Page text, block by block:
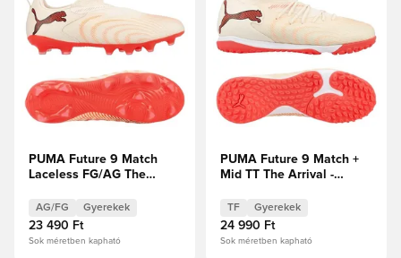
PUMA Future 9 Match
Laceless FG/AG The
mandula/PUMA
Fehér/Ultra Red/PUMA
Fekete Gyerek
AG/FG Gyerekek
23 490 Ft
Sok méretben kapható
PUMA Future 9 Match +
Mid TT The Arrival -
Fehér/Ultra Red/PUMA
Fekete Gyerek
TF Gyerekek
24 990 Ft
Sok méretben kapható